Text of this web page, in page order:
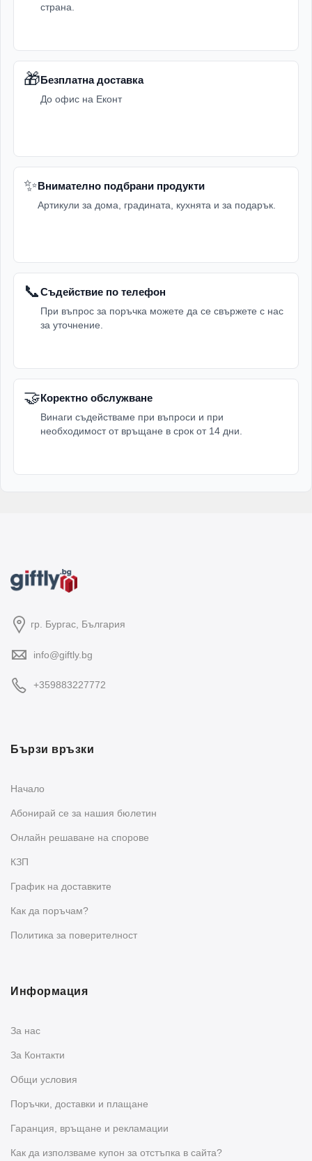
страна.
🎁Безплатна доставка
До офис на Еконт
✨Внимателно подбрани продукти
Артикули за дома, градината, кухнята и за подарък.
📞Съдействие по телефон
При въпрос за поръчка можете да се свържете с нас
за уточнение.
🤝Коректно обслужване
Винаги съдействаме при въпроси и при
необходимост от връщане в срок от 14 дни.
гр. Бургас, България
info@giftly.bg
+359883227772
Бързи връзки
Начало
Абонирай се за нашия бюлетин
Oнлайн решаване на спорове
КЗП
График на доставките
Как да поръчам?
Политика за поверителност
Информация
За нас
За Контакти
Общи условия
Поръчки, доставки и плащане
Гаранция, връщане и рекламации
Как да използваме купон за отстъпка в сайта?